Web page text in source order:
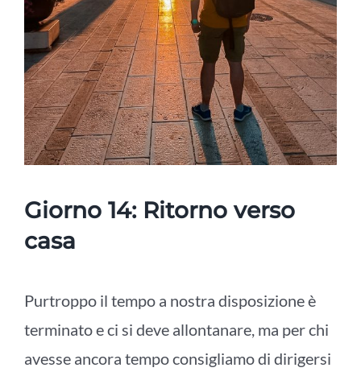
Giorno 14: Ritorno verso
casa
Purtroppo il tempo a nostra disposizione è
terminato e ci si deve allontanare, ma per chi
avesse ancora tempo consigliamo di dirigersi